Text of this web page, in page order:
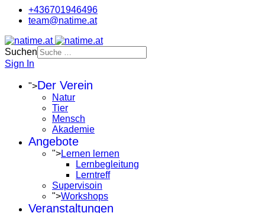
+436701946496
team@natime.at
Suchen
Sign In
">Der Verein
Natur
Tier
Mensch
Akademie
Angebote
">Lernen lernen
Lernbegleitung
Lerntreff
Supervisoin
">Workshops
Veranstaltungen